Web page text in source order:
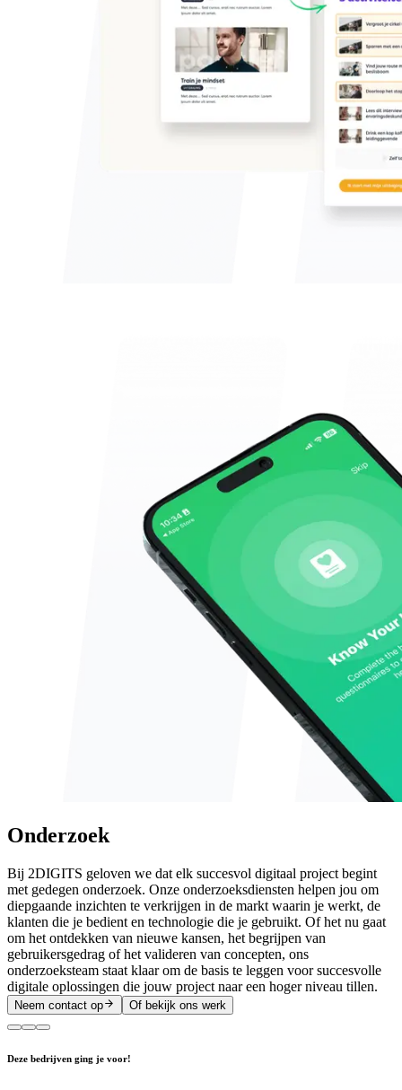
Onderzoek
Bij 2DIGITS geloven we dat elk succesvol digitaal project begint
met gedegen onderzoek. Onze onderzoeksdiensten helpen jou om
diepgaande inzichten te verkrijgen in de markt waarin je werkt, de
klanten die je bedient en technologie die je gebruikt. Of het nu gaat
om het ontdekken van nieuwe kansen, het begrijpen van
gebruikersgedrag of het valideren van concepten, ons
onderzoeksteam staat klaar om de basis te leggen voor succesvolle
digitale oplossingen die jouw project naar een hoger niveau tillen.
Neem contact op Of bekijk ons werk
Deze bedrijven ging je voor!